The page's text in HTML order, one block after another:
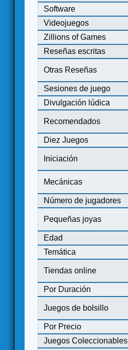
Software
Videojuegos
Zillions of Games
Reseñas escritas
Otras Reseñas
Sesiones de juego
Divulgación lúdica
Recomendados
Diez Juegos
Iniciación
Mecánicas
Número de jugadores
Pequeñas joyas
Edad
Temática
Tiendas online
Por Duración
Juegos de bolsillo
Por Precio
Juegos Coleccionables